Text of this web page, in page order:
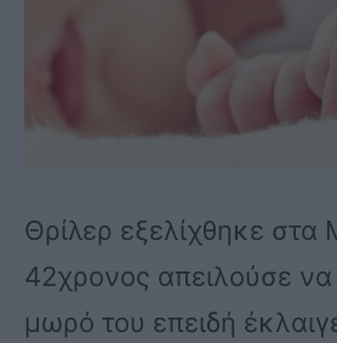
Θρίλερ εξελίχθηκε στα
42χρονος απειλούσε να
μωρό του επειδή